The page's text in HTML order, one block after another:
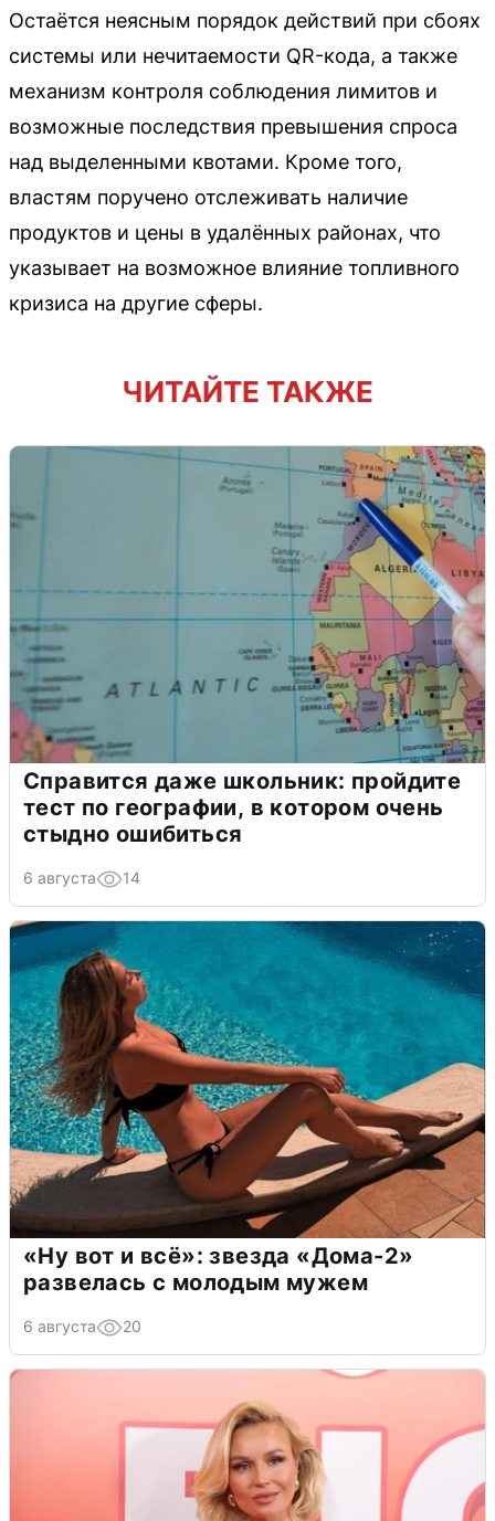
Остаётся неясным порядок действий при сбоях
системы или нечитаемости QR-кода, а также
механизм контроля соблюдения лимитов и
возможные последствия превышения спроса
над выделенными квотами. Кроме того,
властям поручено отслеживать наличие
продуктов и цены в удалённых районах, что
указывает на возможное влияние топливного
кризиса на другие сферы.
ЧИТАЙТЕ ТАКЖЕ
Справится даже школьник: пройдите
тест по географии, в котором очень
стыдно ошибиться
6 августа 14
«Ну вот и всё»: звезда «Дома-2»
развелась с молодым мужем
6 августа 20